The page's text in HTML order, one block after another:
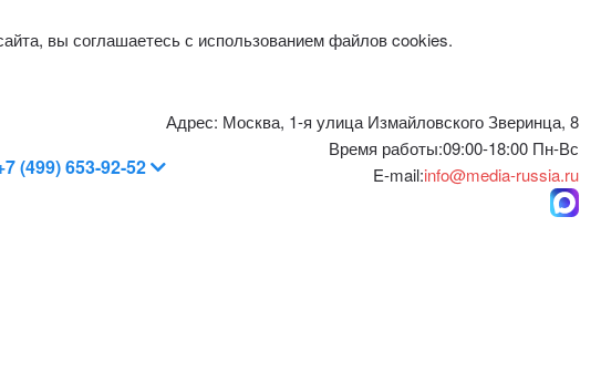
вы соглашаетесь с использованием файлов cookies.
(499) 653-92-52
Адрес: Москва, 1-я улица Измайловского Зверинца, 8
Время работы:09:00-18:00 Пн-Вс
E-mail:info@media-russia.ru